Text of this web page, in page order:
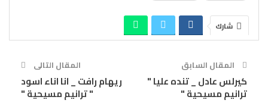
شارك
المقال السابق
كيرلس عادل _ تنده عليا "
ترانيم مسيحية "
المقال التالى
ريهام رافت _ انا اناء اسود
" ترانيم مسيحية "